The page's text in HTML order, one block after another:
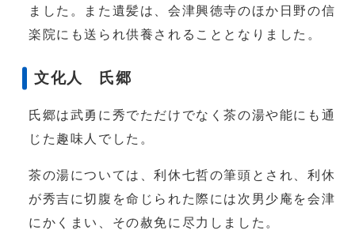
ました。また遺髪は、会津興徳寺のほか日野の信
楽院にも送られ供養されることとなりました。
文化人 氏郷
氏郷は武勇に秀でただけでなく茶の湯や能にも通
じた趣味人でした。
茶の湯については、利休七哲の筆頭とされ、利休
が秀吉に切腹を命じられた際には次男少庵を会津
にかくまい、その赦免に尽力しました。